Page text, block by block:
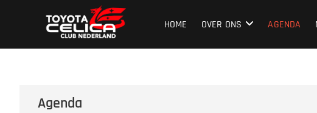
inhoud
Toyota Celica Club
HOME OVER ONS AGENDA
Agenda